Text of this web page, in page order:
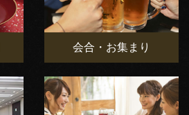
会合・お集まり